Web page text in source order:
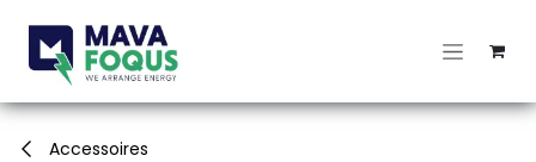
Accessoires